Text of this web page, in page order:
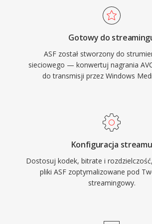
komercyjnej dystrybucji tresci we
dniach mediow online. Kontener
wiele zsynchronizowanych
wideo, audio, polecenia skryptowe i
metadanych. Choc ASF zostal w
zastapiony przez nowocesniejsze
srodowiskach korporacyjnych
Gotowy do
ASF został stworzony do
sieciowego — konwertuj nagrania
do transmisji przez Windows
Konfiguracja streamu
Dostosuj kodek, bitrate i
pliki ASF zoptymalizowane pod
streamingowy.